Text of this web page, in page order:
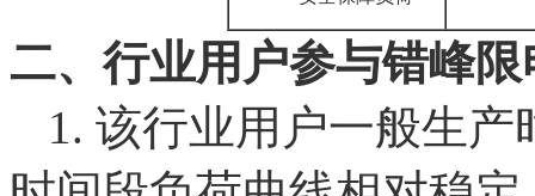
二、行业用户参与错峰
1. 该行业用户一般生产